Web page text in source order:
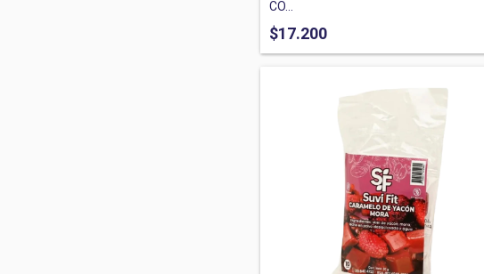
CO...
$17.200